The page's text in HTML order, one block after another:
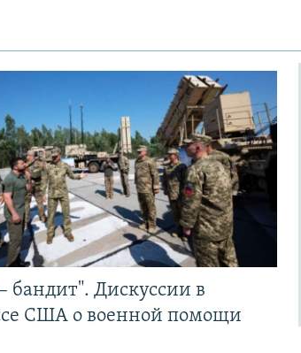
бандит". Дискуссии в
США о военной помощи